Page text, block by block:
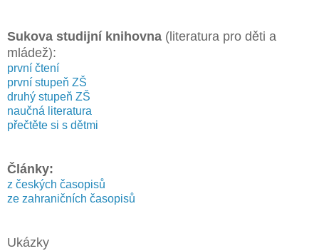
Sukova studijní knihovna (literatura pro děti a
mládež):
první čtení
první stupeň ZŠ
druhý stupeň ZŠ
naučná literatura
přečtěte si s dětmi
Články:
z českých časopisů
ze zahraničních časopisů
Ukázky